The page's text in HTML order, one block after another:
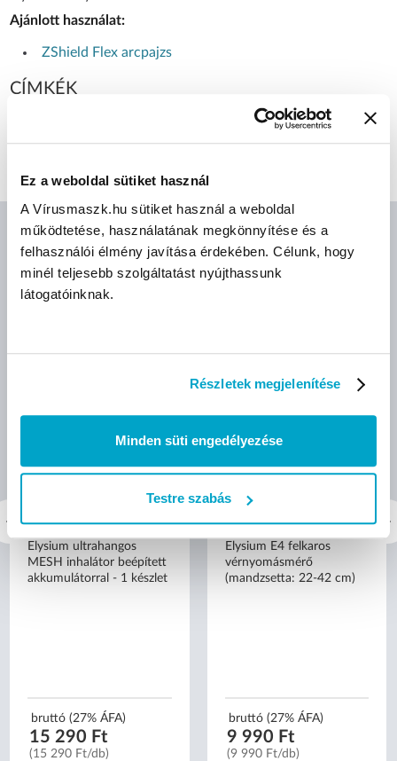
Ez a weboldal sütiket használ
A Vírusmaszk.hu sütiket használ a weboldal
működtetése, használatának megkönnyítése és a
felhasználói élmény javítása érdekében. Célunk, hogy
minél teljesebb szolgáltatást nyújthassunk
látogatóinknak.
Részletek megjelenítése
Minden süti engedélyezése
Testre szabás
Ajánlott használat:
ZShield Flex arcpajzs
CÍMKÉK
AJÁNLOTT TERMÉKEK
Elysium ultrahangos
MESH inhalátor beépített
akkumulátorral - 1 készlet
bruttó (27% ÁFA)
15 290 Ft
(15 290 Ft/db)
Elysium E4 felkaros
vérnyomásmérő
(mandzsetta: 22-42 cm)
bruttó (27% ÁFA)
9 990 Ft
(9 990 Ft/db)